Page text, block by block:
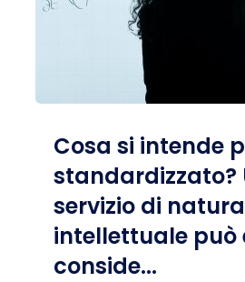
Cosa si intende
standardizzato?
servizio di natura
intellettuale può
conside...